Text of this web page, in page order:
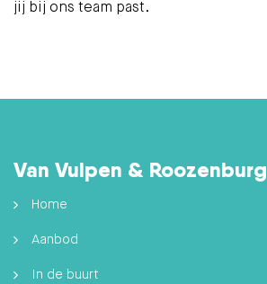
jij bij ons team past.
Van Vulpen & Roozenburg
Home
Aanbod
In de buurt